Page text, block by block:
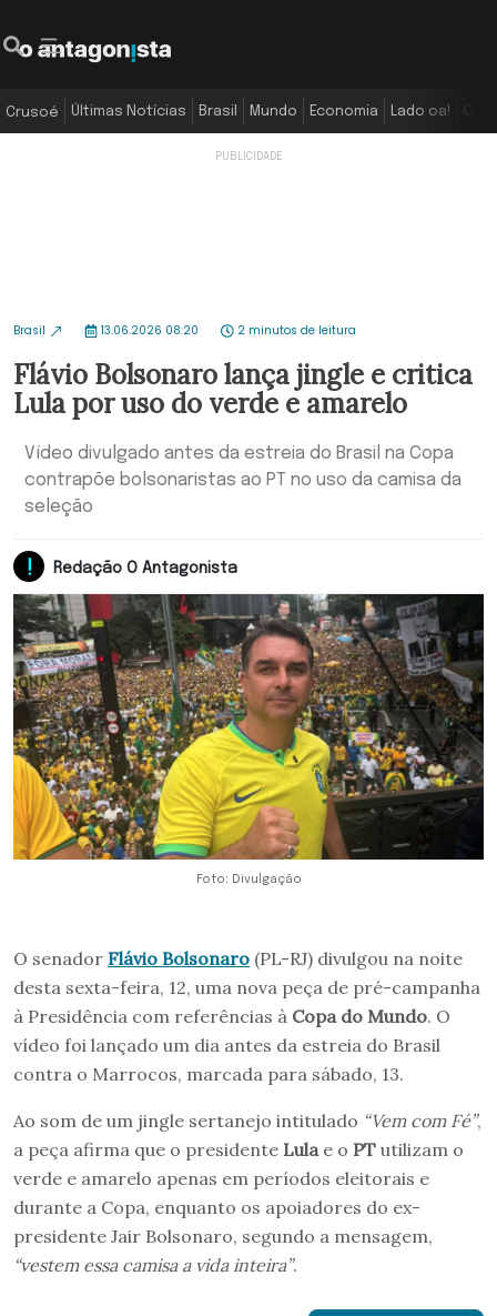
Crusoé Últimas Notícias Brasil Mundo Economia Lado oa!
Brasil 13.06.2026 08:20 2 minutos de leitura
Flávio Bolsonaro lança jingle e critica
Lula por uso do verde e amarelo
Vídeo divulgado antes da estreia do Brasil na Copa
contrapõe bolsonaristas ao PT no uso da camisa da
seleção
Redação O Antagonista
Foto: Divulgação
O senador Flávio Bolsonaro (PL-RJ) divulgou na noite
desta sexta-feira, 12, uma nova peça de pré-campanha
à Presidência com referências à Copa do Mundo. O
vídeo foi lançado um dia antes da estreia do Brasil
contra o Marrocos, marcada para sábado, 13.
Ao som de um jingle sertanejo intitulado “Vem com Fé”,
a peça afirma que o presidente Lulae o PT utilizam o
verde e amarelo apenas em períodos eleitorais e
durante a Copa, enquanto os apoiadores do ex-
presidente Jair Bolsonaro, segundo a mensagem,
“vestem essa camisa a vida inteira”.